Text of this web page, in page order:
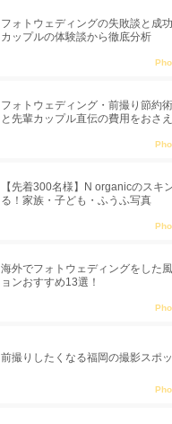
フォトウェディングの失敗談と成
カップルの体験談から徹底分析
フォトウェディング・前撮り節約
と先輩カップル直伝の費用をおさ
【先着300名様】N organicのスキ
る！家族・子ども・ふうふ写真
海外でフォトウェディングをした
ョンおすすめ13選！
前撮りしたくなる福岡の撮影スポ